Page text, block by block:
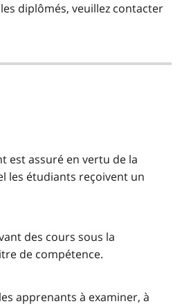
diplômés, veuillez contacter
est assuré en vertu de la
les étudiants reçoivent un
des cours sous la
de compétence.
apprenants à examiner, à